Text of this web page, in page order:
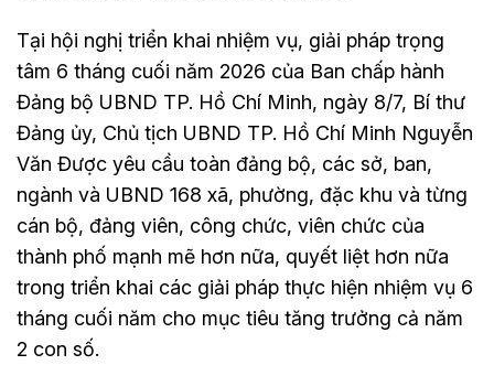
Tại hội nghị triển khai nhiệm vụ, giải pháp trọng
tâm 6 tháng cuối năm 2026 của Ban chấp hành
Đảng bộ UBND TP. Hồ Chí Minh, ngày 8/7, Bí thư
Đảng ủy, Chủ tịch UBND TP. Hồ Chí Minh Nguyễn
Văn Được yêu cầu toàn đảng bộ, các sở, ban,
ngành và UBND 168 xã, phường, đặc khu và từng
cán bộ, đảng viên, công chức, viên chức của
thành phố mạnh mẽ hơn nữa, quyết liệt hơn nữa
trong triển khai các giải pháp thực hiện nhiệm vụ 6
tháng cuối năm cho mục tiêu tăng trưởng cả năm
2 con số.